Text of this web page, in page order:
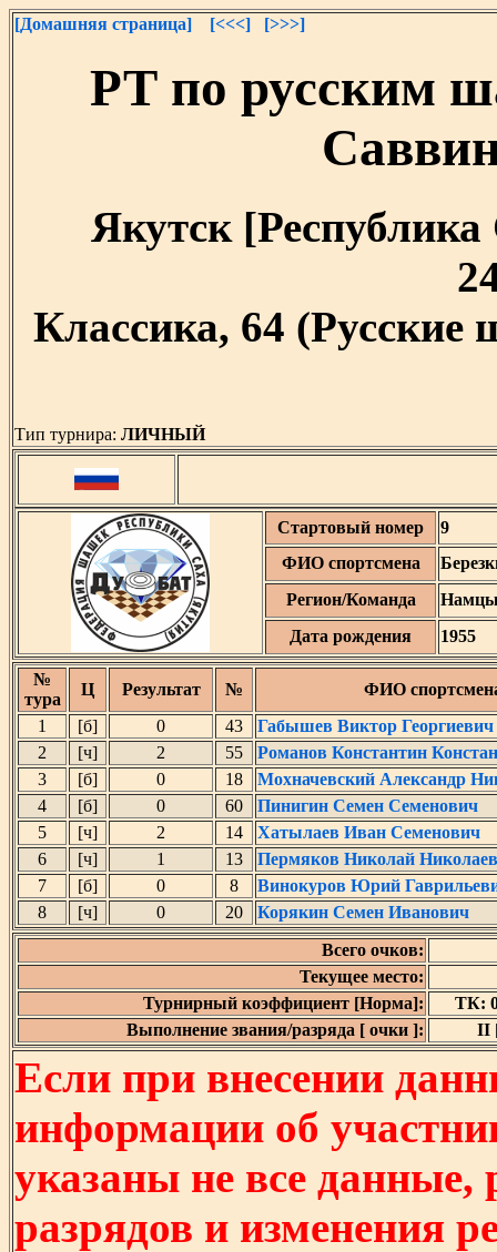
[Домашняя страница] [<<<] [>>>]
РТ по русским
Якутск
Классика, 64
Тип турнира: ЛИЧНЫЙ
Стартовый номер
9
ФИО спортсмена
Регион/Команда
Дата рождения
1955
№
тура
Ц Результат №
ФИО
1
[б] 0 43
Габышев Виктор Георгиевич
2
[ч] 2 55
Романов Константин
3
[б] 0 18
Мохначевский Александр
4
[б] 0 60
Пинигин Семен Семенович
5
[ч] 2 14
Хатылаев Иван Семенович
6
[ч] 1 13
Пермяков Николай
7
[б] 0 8
Винокуров Юрий
8
[ч] 0 20
Корякин Семен Иванович
Всего очков:
Текущее место:
Турнирный коэффициент [Норма]:
ТК:
Выполнение звания/разряда [ очки ]:
II
Если при внесении
информации об
указаны не все
разрядов и изменения